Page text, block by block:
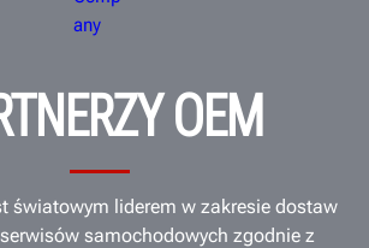
SZKOLENIA
OEM
światowym liderem w zakresie dostaw
samochodowych zgodnie z